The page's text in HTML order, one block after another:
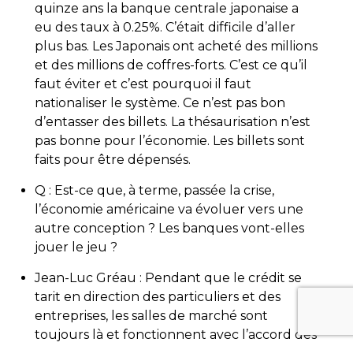
quinze ans la banque centrale japonaise a
eu des taux à 0.25%. C’était difficile d’aller
plus bas. Les Japonais ont acheté des millions
et des millions de coffres-forts. C’est ce qu’il
faut éviter et c’est pourquoi il faut
nationaliser le système. Ce n’est pas bon
d’entasser des billets. La thésaurisation n’est
pas bonne pour l’économie. Les billets sont
faits pour être dépensés.
Q : Est-ce que, à terme, passée la crise,
l’économie américaine va évoluer vers une
autre conception ? Les banques vont-elles
jouer le jeu ?
Jean-Luc Gréau : Pendant que le crédit se
tarit en direction des particuliers et des
entreprises, les salles de marché sont
toujours là et fonctionnent avec l’accord des